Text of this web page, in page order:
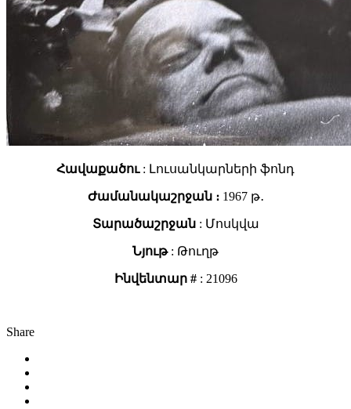
Հավաքածու: Լուսանկարների ֆոնդ
Ժամանակաշրջան ։ 1967 թ․
Տարածաշրջան: Մոսկվա
Նյութ: Թուղթ
Ինվենտար #: 21096
Share